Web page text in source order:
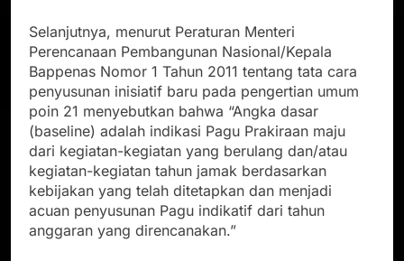
Selanjutnya, menurut Peraturan Menteri
Perencanaan Pembangunan Nasional/Kepala
Bappenas Nomor 1 Tahun 2011 tentang tata cara
penyusunan inisiatif baru pada pengertian umum
poin 21 menyebutkan bahwa “Angka dasar
(baseline) adalah indikasi Pagu Prakiraan maju
dari kegiatan-kegiatan yang berulang dan/atau
kegiatan-kegiatan tahun jamak berdasarkan
kebijakan yang telah ditetapkan dan menjadi
acuan penyusunan Pagu indikatif dari tahun
anggaran yang direncanakan.”